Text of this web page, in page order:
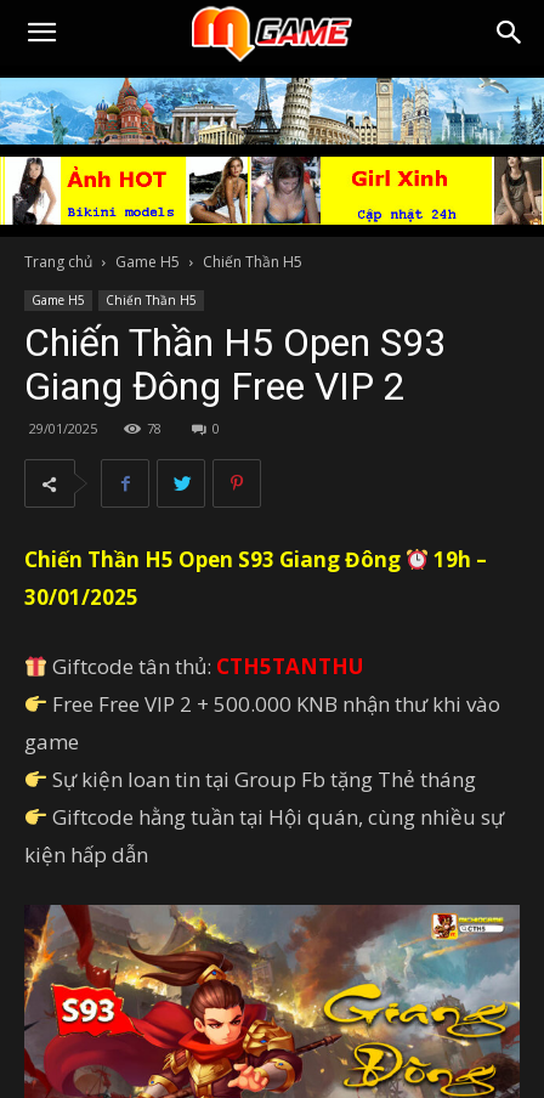
Trang chủ Game H5 Chiến Thần H5
Game H5 Chiến Thần H5
Chiến Thần H5 Open S93
Giang Đông Free VIP 2
29/01/2025 78 0
Chiến Thần H5 Open S93 Giang Đông
19h –
30/01/2025
Giftcode tân thủ: CTH5TANTHU
Free Free VIP 2 + 500.000 KNB nhận thư khi vào
game
Sự kiện loan tin tại Group Fb tặng Thẻ tháng
Giftcode hằng tuần tại Hội quán, cùng nhiều sự
kiện hấp dẫn